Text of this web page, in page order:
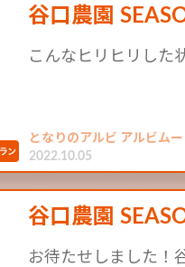
谷口農園
こんなヒリヒリした
となりのアルビ アルビム
2022.10.05
谷口農園
お待たせしました！